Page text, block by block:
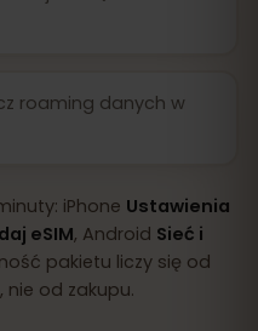
roaming danych w
iPhone Ustawienia
eSIM, Android Sieć i
pakietu liczy się od
nie od zakupu.